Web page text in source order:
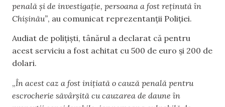
penală și de investigație, persoana a fost reținută în
Chișinău”, au comunicat reprezentanții Poliției.
Audiat de polițiști, tânărul a declarat că pentru
acest serviciu a fost achitat cu 500 de euro și 200 de
dolari.
„În acest caz a fost inițiată o cauză penală pentru
escrocherie săvârșită cu cauzarea de daune în